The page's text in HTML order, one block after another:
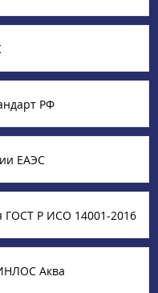
РФ
ЕАЭС
ГОСТ Р ИСО 14001-2016
Аква